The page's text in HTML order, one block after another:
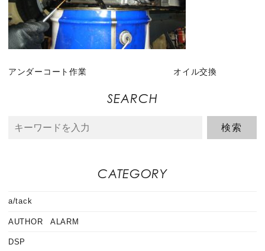
アンダーコート作業 オイル交換
SEARCH
CATEGORY
a/tack
AUTHOR ALARM
DSP